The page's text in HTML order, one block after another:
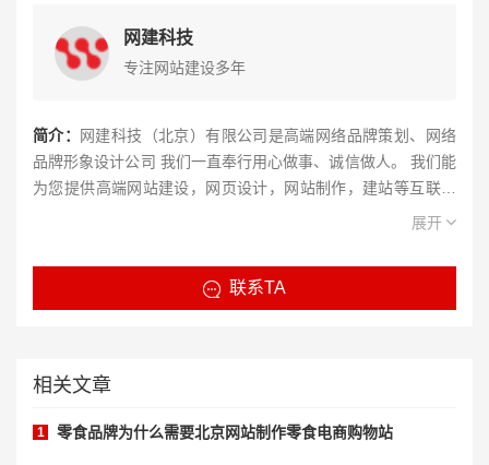
网建科技
专注网站建设多年
简介：
网建科技（北京）有限公司是高端网络品牌策划、网络
品牌形象设计公司 我们一直奉行用心做事、诚信做人。 我们能
为您提供高端网站建设，网页设计，网站制作，建站等互联网
服务， 我们的目标是将网建科技打造成网网站建设、网页设
展开
联系TA
相关文章
1 零食品牌为什么需要北京网站制作零食电商购物站